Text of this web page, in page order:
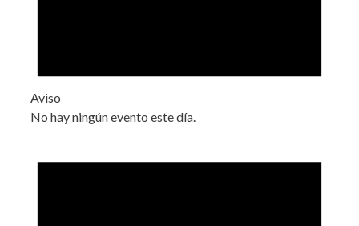
Aviso
No hay ningún evento este día.